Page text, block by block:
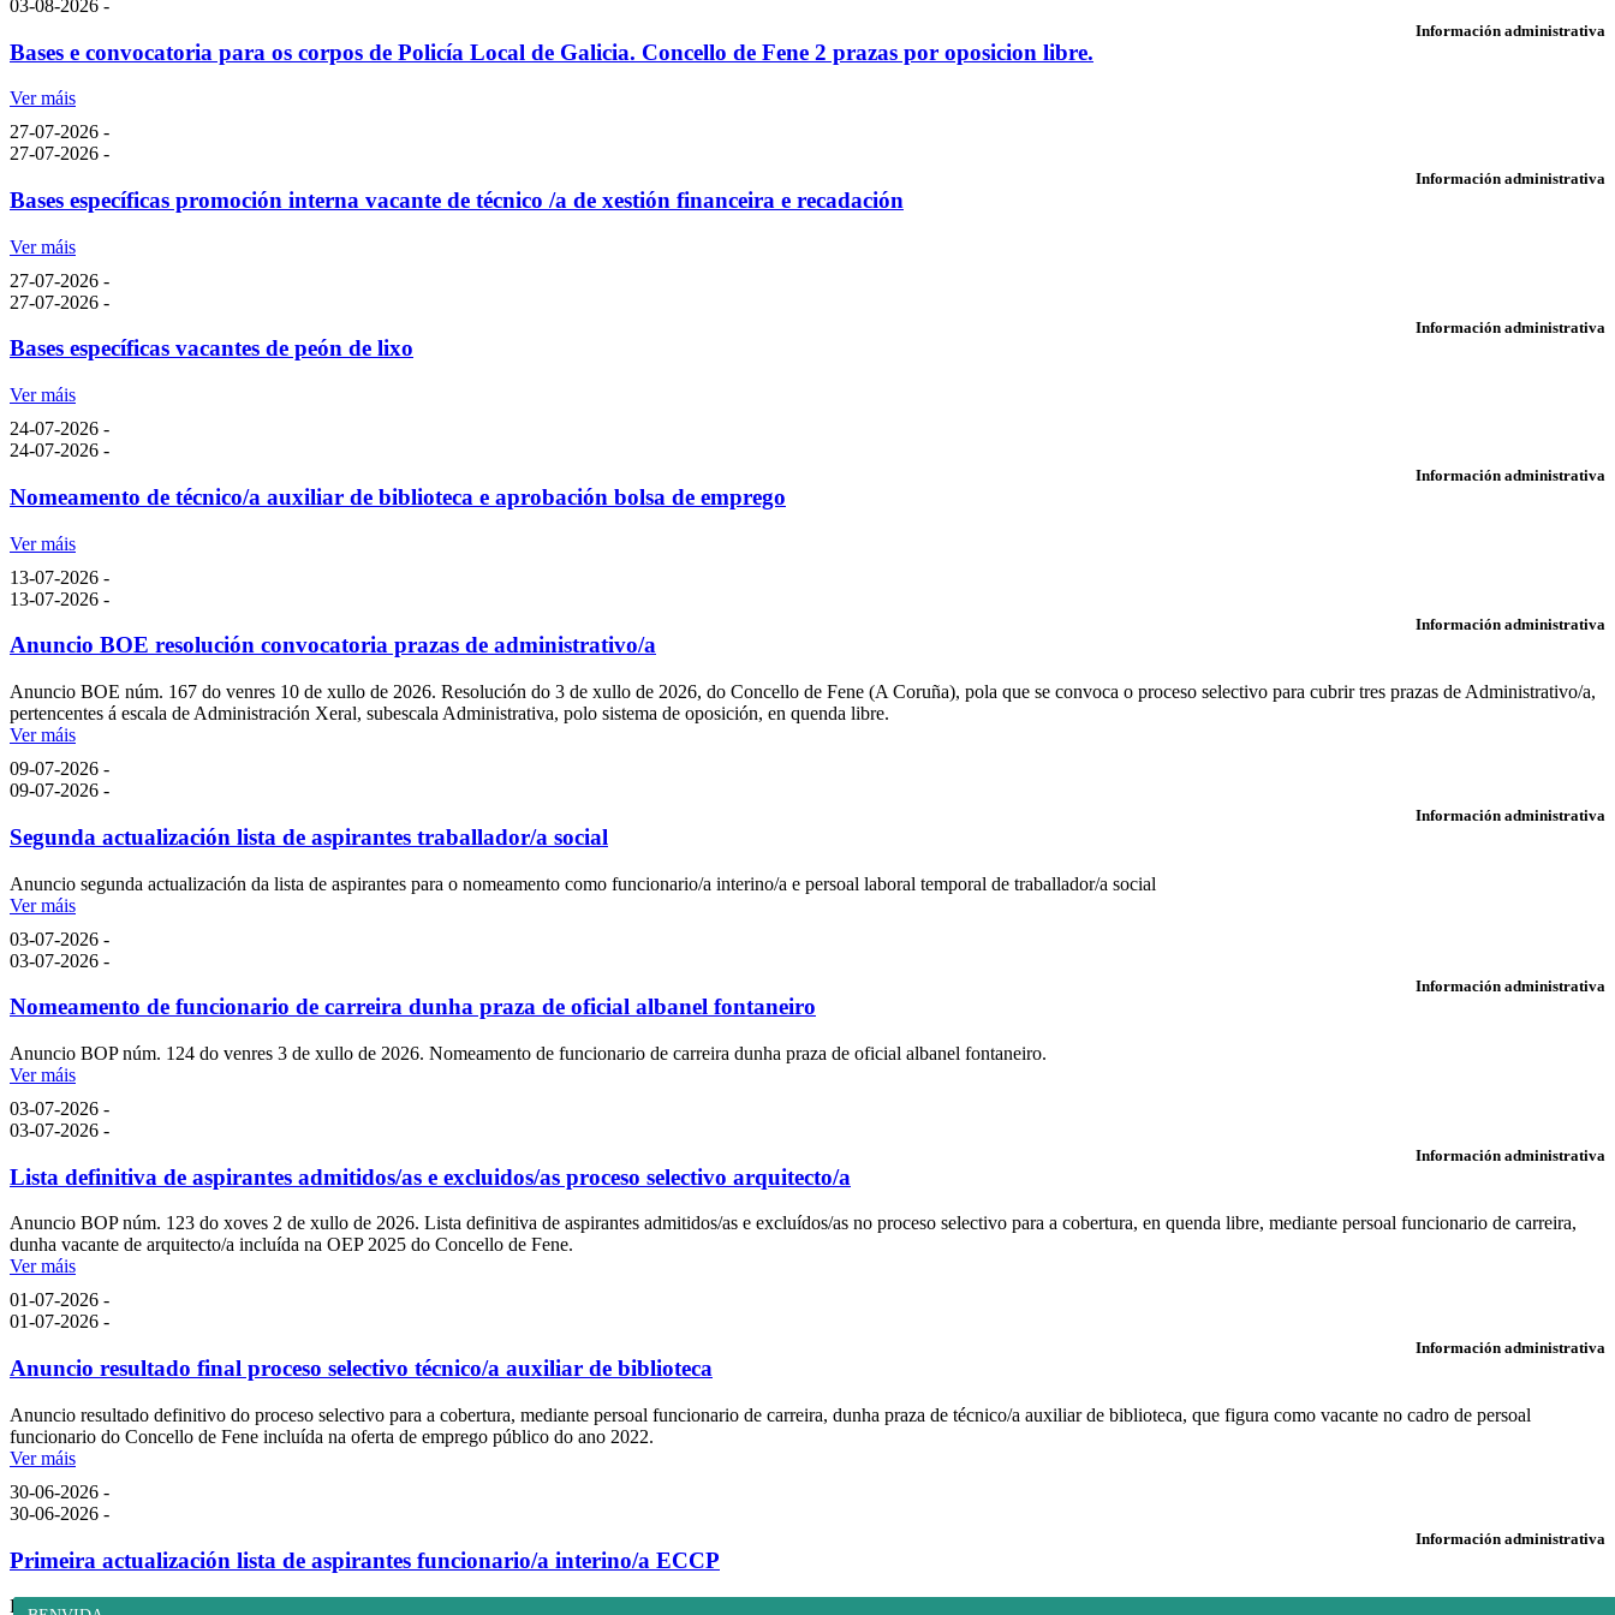
03-08-2026 -
Información administrativa
Bases e convocatoria para os corpos de Policía Local de Galicia. Concello de Fene 2 prazas por oposicion libre.
Ver máis
27-07-2026 -
27-07-2026 -
Información administrativa
Bases específicas promoción interna vacante de técnico /a de xestión financeira e recadación
Ver máis
27-07-2026 -
27-07-2026 -
Información administrativa
Bases específicas vacantes de peón de lixo
Ver máis
24-07-2026 -
24-07-2026 -
Información administrativa
Nomeamento de técnico/a auxiliar de biblioteca e aprobación bolsa de emprego
Ver máis
13-07-2026 -
13-07-2026 -
Información administrativa
Anuncio BOE resolución convocatoria prazas de administrativo/a
Anuncio BOE núm. 167 do venres 10 de xullo de 2026. Resolución do 3 de xullo de 2026, do Concello de Fene (A Coruña), pola que se convoca o proceso selectivo para cubrir tres prazas de Administrativo/a,
pertencentes á escala de Administración Xeral, subescala Administrativa, polo sistema de oposición, en quenda libre.
Ver máis
09-07-2026 -
09-07-2026 -
Información administrativa
Segunda actualización lista de aspirantes traballador/a social
Anuncio segunda actualización da lista de aspirantes para o nomeamento como funcionario/a interino/a e persoal laboral temporal de traballador/a social
Ver máis
03-07-2026 -
03-07-2026 -
Información administrativa
Nomeamento de funcionario de carreira dunha praza de oficial albanel fontaneiro
Anuncio BOP núm. 124 do venres 3 de xullo de 2026. Nomeamento de funcionario de carreira dunha praza de oficial albanel fontaneiro.
Ver máis
03-07-2026 -
03-07-2026 -
Información administrativa
Lista definitiva de aspirantes admitidos/as e excluidos/as proceso selectivo arquitecto/a
Anuncio BOP núm. 123 do xoves 2 de xullo de 2026. Lista definitiva de aspirantes admitidos/as e excluídos/as no proceso selectivo para a cobertura, en quenda libre, mediante persoal funcionario de carreira,
dunha vacante de arquitecto/a incluída na OEP 2025 do Concello de Fene.
Ver máis
01-07-2026 -
01-07-2026 -
Información administrativa
Anuncio resultado final proceso selectivo técnico/a auxiliar de biblioteca
Anuncio resultado definitivo do proceso selectivo para a cobertura, mediante persoal funcionario de carreira, dunha praza de técnico/a auxiliar de biblioteca, que figura como vacante no cadro de persoal
funcionario do Concello de Fene incluída na oferta de emprego público do ano 2022.
Ver máis
30-06-2026 -
30-06-2026 -
Información administrativa
Primeira actualización lista de aspirantes funcionario/a interino/a ECCP
Primeira actualización da lista de aspirantes para o nomeamento como funcionario/a interino/a de postos/prazas de enxeñeiro/a de Camiños, Canles e Portos.